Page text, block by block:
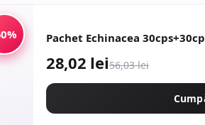
Pachet Echinacea
28,02 lei56,03 lei